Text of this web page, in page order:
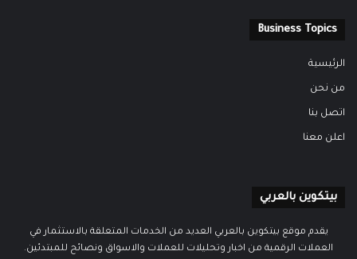
Business Topics
الرئيسية
من نحن
اتصل بنا
اعلن معنا
بيتكوين بالعربي
يقدم موقع بيتكوين بالعربي العديد من الخدمات المتعلقة بالاستثمار في
العملات الرقمية من اخبار وتحليلات للعملات والاسواق ونصائح للمبتدئين.